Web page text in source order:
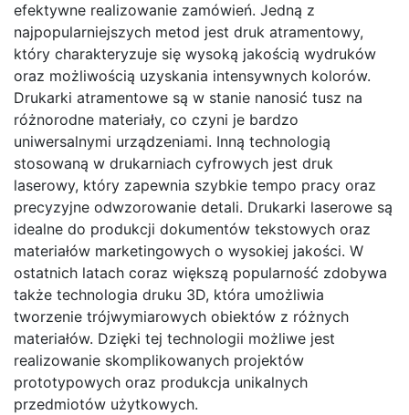
efektywne realizowanie zamówień. Jedną z
najpopularniejszych metod jest druk atramentowy,
który charakteryzuje się wysoką jakością wydruków
oraz możliwością uzyskania intensywnych kolorów.
Drukarki atramentowe są w stanie nanosić tusz na
różnorodne materiały, co czyni je bardzo
uniwersalnymi urządzeniami. Inną technologią
stosowaną w drukarniach cyfrowych jest druk
laserowy, który zapewnia szybkie tempo pracy oraz
precyzyjne odwzorowanie detali. Drukarki laserowe są
idealne do produkcji dokumentów tekstowych oraz
materiałów marketingowych o wysokiej jakości. W
ostatnich latach coraz większą popularność zdobywa
także technologia druku 3D, która umożliwia
tworzenie trójwymiarowych obiektów z różnych
materiałów. Dzięki tej technologii możliwe jest
realizowanie skomplikowanych projektów
prototypowych oraz produkcja unikalnych
przedmiotów użytkowych.